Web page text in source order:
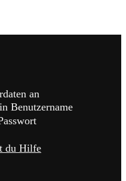
an
Benutzername
du Hilfe